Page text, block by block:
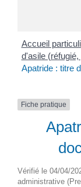
Accueil
d'asile
Apatride : titre
Fiche pratique
Vérifié le 04/04/
administrative